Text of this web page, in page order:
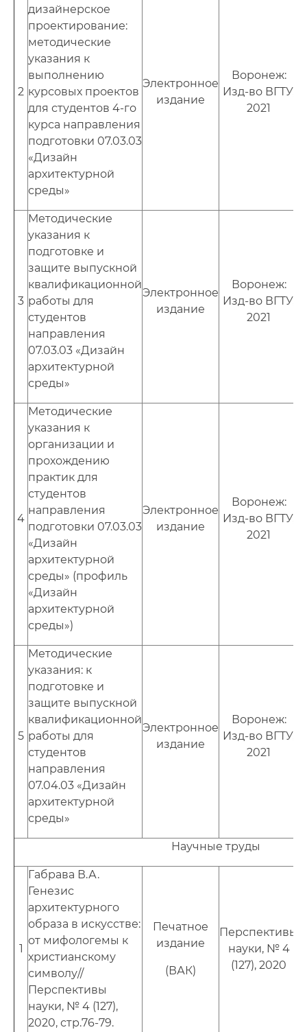
2
дизайнерское
проектирование:
методические
указания к
выполнению
курсовых проектов
для студентов 4-го
курса направления
подготовки 07.03.03
«Дизайн
архитектурной
среды»
Электронное
издание
Воронеж:
Изд-во ВГТУ,
2021
3
Методические
указания к
подготовке и
защите выпускной
квалификационной
работы для
студентов
направления
07.03.03 «Дизайн
архитектурной
среды»
Электронное
издание
Воронеж:
Изд-во ВГТУ,
2021
4
Методические
указания к
организации и
прохождению
практик для
студентов
направления
подготовки 07.03.03
«Дизайн
архитектурной
среды» (профиль
«Дизайн
архитектурной
среды»)
Электронное
издание
Воронеж:
Изд-во ВГТУ,
2021
5
Методические
указания: к
подготовке и
защите выпускной
квалификационной
работы для
студентов
направления
07.04.03 «Дизайн
архитектурной
среды»
Электронное
издание
Воронеж:
Изд-во ВГТУ,
2021
Научные труды
1
Габрава В.А.
Генезис
архитектурного
образа в искусстве:
от мифологемы к
христианскому
символу//
Перспективы
науки, № 4 (127),
2020, стр.76-79.
Печатное
издание
(ВАК)
Перспективы
науки, № 4
(127), 2020